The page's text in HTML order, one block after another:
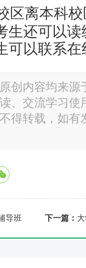
区离本科
生还可以
可以联系在
创内容均来源
、交流学习使
得转载，如有
导班 下一篇： 大